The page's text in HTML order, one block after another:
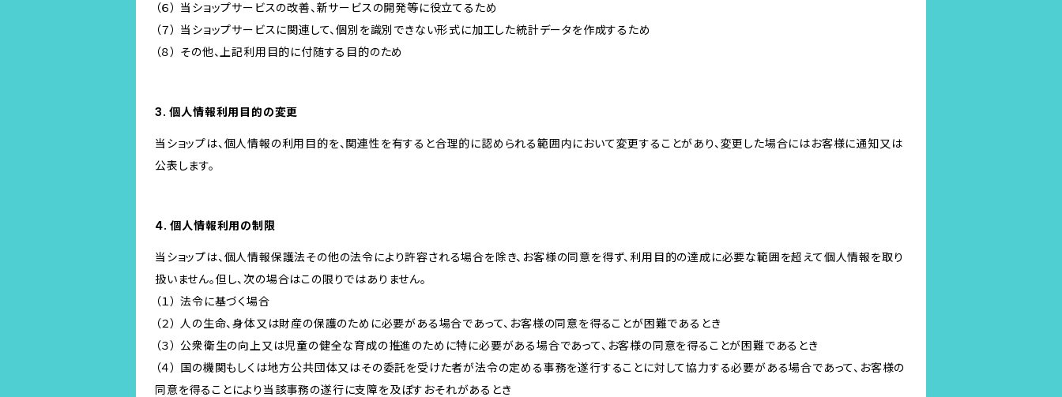
（６） 当ショップサービスの改善、新サービスの開発等に役立てるため
（７） 当ショップサービスに関連して、個別を識別できない形式に加工した統計データを作成するため
（８） その他、上記利用目的に付随する目的のため
3. 個人情報利用目的の変更
当ショップは、個人情報の利用目的を、関連性を有すると合理的に認められる範囲内において変更することがあり、変更した場合にはお客様に通知又は
公表します。
4. 個人情報利用の制限
当ショップは、個人情報保護法その他の法令により許容される場合を除き、お客様の同意を得ず、利用目的の達成に必要な範囲を超えて個人情報を取り
扱いません。但し、次の場合はこの限りではありません。
（１） 法令に基づく場合
（２） 人の生命、身体又は財産の保護のために必要がある場合であって、お客様の同意を得ることが困難であるとき
（３） 公衆衛生の向上又は児童の健全な育成の推進のために特に必要がある場合であって、お客様の同意を得ることが困難であるとき
（４） 国の機関もしくは地方公共団体又はその委託を受けた者が法令の定める事務を遂行することに対して協力する必要がある場合であって、お客様の
同意を得ることにより当該事務の遂行に支障を及ぼすおそれがあるとき